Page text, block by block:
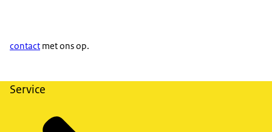
contact met ons op.
Service